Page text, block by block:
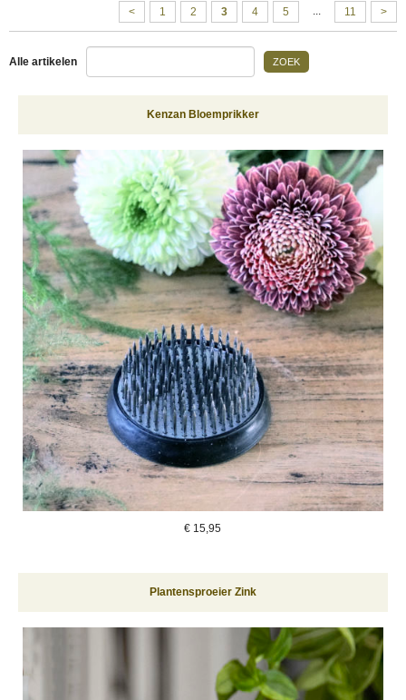
< 1 2 3 4 5 ... 11 >
Alle artikelen ZOEK
Kenzan Bloemprikker
€ 15,95
Plantensproeier Zink